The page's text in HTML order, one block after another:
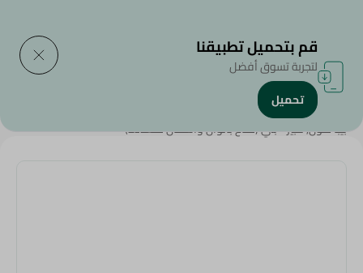
الرئيسية/المنزل والحديقة
بيبا هون, كبير - بني (متاح بالوان واشكال متعددة)
قم بتحميل تطبيقنا
لتجربة تسوق أفضل
تحميل